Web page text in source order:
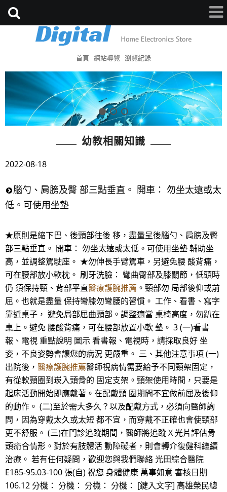
首頁 網站導覽 瀏覽紀錄
幼教相關知識
2022-08-18
腦勺、肩膀及臀 部三點垂直。 開車： 勿坐太遠或太
低。可使用坐墊
★原則是縮下巴、後頸部往後 移，盡量呈後腦勺、肩膀及臀
部三點垂直。 開車： 勿坐太遠或太低。可使用坐墊 輔助坐
高，並調整駕駛座。 ★勿伸長手臂駕車，另避免腰 酸背痛，
可在腰部放小軟枕。 刷牙洗臉： 彎曲臀部及膝關節，低頭時
仍 須保持頸、背部平直醫療護腕推薦 。頸部勿 局部後仰或前
屈。也就是盡量 保持彎膝勿彎腰的習慣。 工作、看書、寫字
靠近桌子， 避免局部屈曲頸部。調整適當 桌椅高度，勿趴在
桌上。避免 腰酸背痛，可在腰部放置小軟 墊。 3 (一)看書
報、電視 重點說明 圖示 看書報、電視時，請採取良好 坐
姿，不良姿勢會讓您的病況 更嚴重。 三、其他注意事項 (一)
出院後， 醫療護腕推薦醫師視病情需要給予不同頸架固定，
有從軟頸圈到崁入頭骨的 固定支架。頸架使用時間，只要是
起床活動開始即應戴著。在配戴頸 圈期間不宜做前屈及後仰
的動作。 (二)至於需大多久？以及配戴方式，必須向醫師詢
問，因為穿戴太久或太短 都不宜，而穿戴不正確也會使頸部
更不舒服。 (三)在門診追蹤期間，醫師將追蹤 X 光片評估骨
頭瘉合情形。對於有肢體活 動障礙者，則會轉介復健科繼續
治療。 若有任何疑問，歡迎您與我們聯絡 光田綜合醫院
E185-95.03-100 張(自) 祝您 身體健康 萬事如意 審核日期
106.12 分機： 分機： 分機： 分機： [鍵入文字] 高雄榮民總